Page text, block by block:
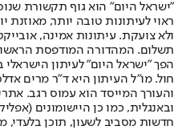
"ישראל היום" הוא גוף תקשורת
ראוי לעיתונות טובה יותר, מאוזנת
ולא צועקת. עיתונות אמינה,
הפך "ישראל היום" לעיתון
חול. מו"ל העיתון היא ד"ר מרים
והעורך המייסד הוא עמוס רגב.
חדשות מסביב לשעון, תוכן בלעדי,